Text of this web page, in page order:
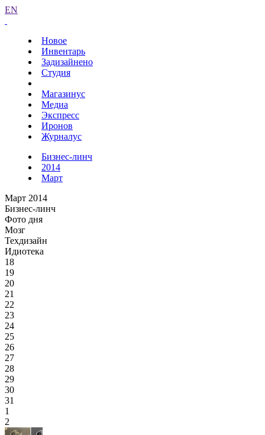
EN
Новое
Инвентарь
Задизайнено
Студия
Магазинус
Медиа
Экспресс
Иронов
Журналус
Бизнес-линч
2014
Март
Март 2014
Бизнес-линч
Фото дня
Мозг
Техдизайн
Идиотека
18
19
20
21
22
23
24
25
26
27
28
29
30
31
1
2